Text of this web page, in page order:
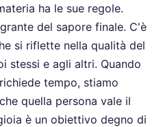
ha le sue regole.
del sapore finale. C'è
si riflette nella qualità del
stessi e agli altri. Quando
tempo, stiamo
quella persona vale il
è un obiettivo degno di